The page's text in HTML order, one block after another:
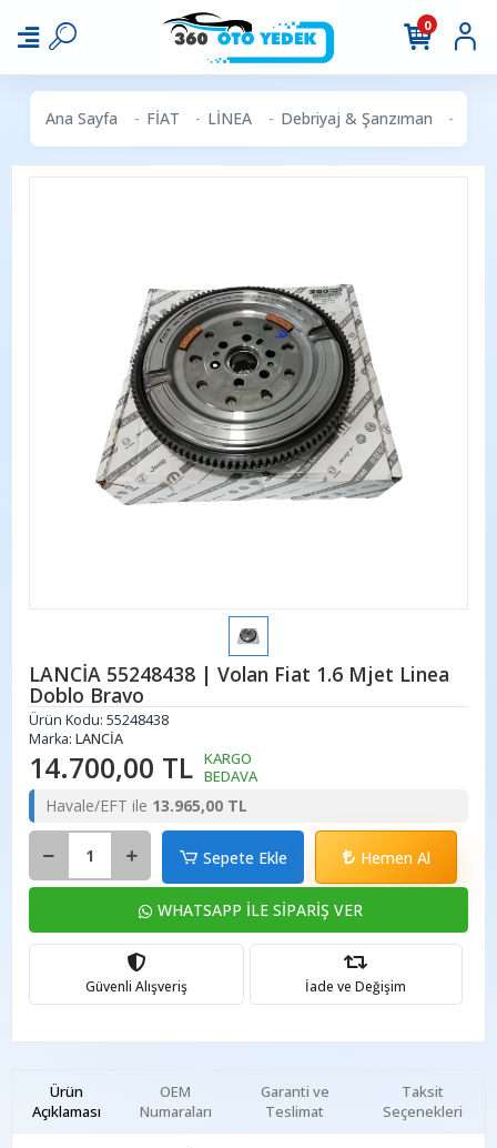
0
Ana Sayfa FİAT LİNEA Debriyaj & Şanzıman
LANCİA 55248438 | Volan Fiat 1.6 Mjet Linea
Doblo Bravo
Ürün Kodu: 55248438
Marka: LANCİA
14.700,00 TL KARGO
BEDAVA
Havale/EFT ile 13.965,00 TL
Sepete Ekle Hemen Al
WHATSAPP İLE SİPARİŞ VER
Güvenli Alışveriş İade ve Değişim
Ürün
Açıklaması
Garanti ve
Teslimat
Taksit
Seçenekleri
OEM
Numaraları